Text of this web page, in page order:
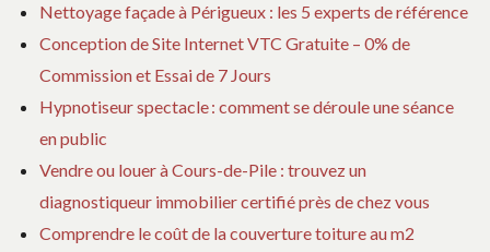
Nettoyage façade à Périgueux : les 5 experts de référence
Conception de Site Internet VTC Gratuite – 0% de
Commission et Essai de 7 Jours
Hypnotiseur spectacle : comment se déroule une séance
en public
Vendre ou louer à Cours-de-Pile : trouvez un
diagnostiqueur immobilier certifié près de chez vous
Comprendre le coût de la couverture toiture au m2